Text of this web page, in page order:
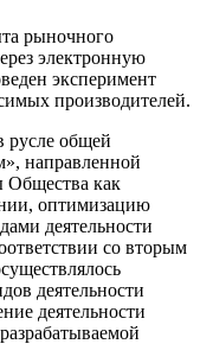
рыночного
электронную
эксперимент
производителей.
русле общей
направленной
Общества как
оптимизацию
деятельности
со вторым
деятельности
деятельности